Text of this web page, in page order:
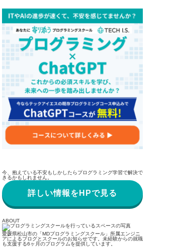
今、抱えている不安もしかしたらプログラミング学習で解決で
きるかもしれません。
詳しい情報をHPで見る
ABOUT
愛媛県松山市の「MDプログラミングスクール」所属エンジニ
アによるブログとスクールのお知らせです。未経験からの就職
も支援する6ヶ月のプログラムを提供しています。